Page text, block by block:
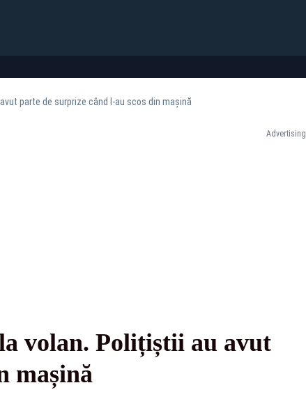
parte de surprize când l-au scos din mașină
Advertising
volan. Polițiștii au avut
mașină